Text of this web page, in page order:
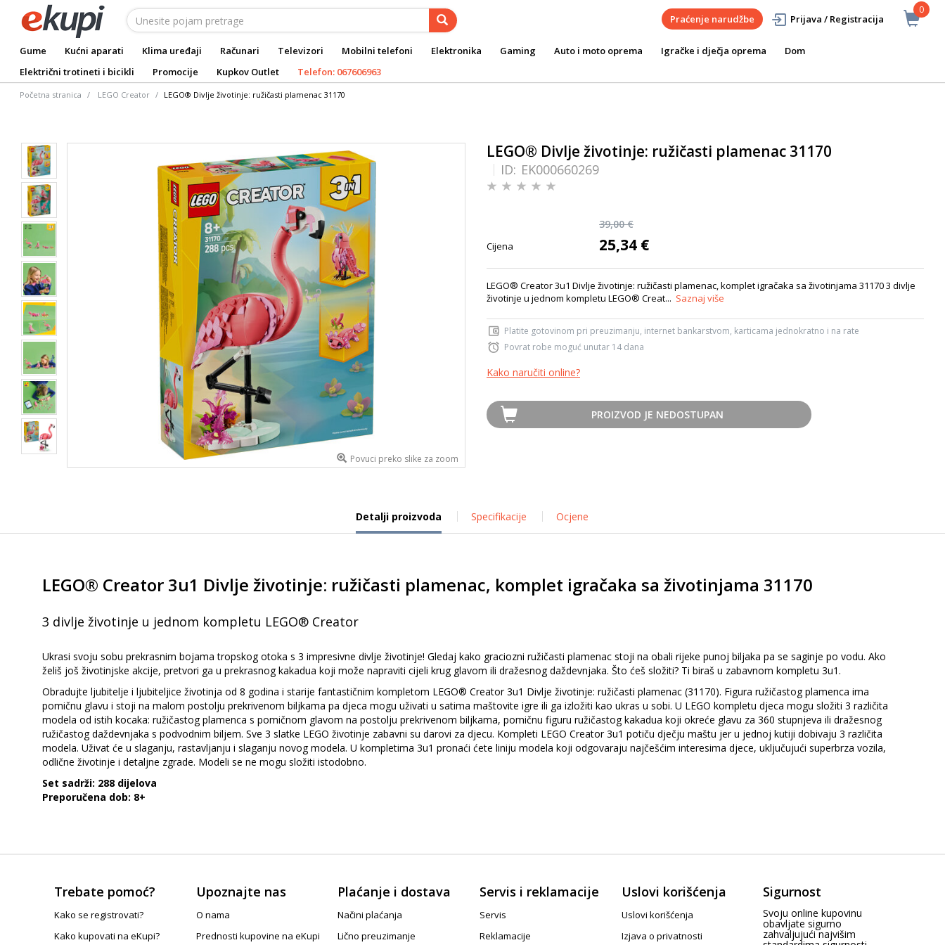
0
Praćenje narudžbe Prijava / Registracija
Gume Kućni aparati Klima uređaji Računari Televizori Mobilni telefoni Elektronika Gaming Auto i moto oprema Igračke i dječja oprema
Dom
Električni trotineti i bicikli
Promocije Kupkov Outlet Telefon: 067606963
Početna stranica LEGO Creator LEGO® Divlje životinje: ružičasti plamenac 31170
Povuci preko slike za zoom
LEGO® Divlje životinje: ružičasti plamenac 31170
ID: EK000660269
39,00 €
Cijena 25,34 €
LEGO® Creator 3u1 Divlje životinje: ružičasti plamenac, komplet igračaka sa životinjama 31170 3 divlje
životinje u jednom kompletu LEGO® Creat... Saznaj više
Platite gotovinom pri preuzimanju, internet bankarstvom, karticama jednokratno i na rate
Povrat robe moguć unutar 14 dana
Kako naručiti online?
PROIZVOD JE NEDOSTUPAN
Detalji proizvoda Specifikacije Ocjene
LEGO® Creator 3u1 Divlje životinje: ružičasti plamenac, komplet igračaka sa životinjama 31170
3 divlje životinje u jednom kompletu LEGO® Creator
Ukrasi svoju sobu prekrasnim bojama tropskog otoka s 3 impresivne divlje životinje! Gledaj kako graciozni ružičasti plamenac stoji na obali rijeke punoj biljaka pa se saginje po vodu. Ako
želiš još životinjske akcije, pretvori ga u prekrasnog kakadua koji može napraviti cijeli krug glavom ili dražesnog daždevnjaka. Što ćeš složiti? Ti biraš u zabavnom kompletu 3u1.
Obradujte ljubitelje i ljubiteljice životinja od 8 godina i starije fantastičnim kompletom LEGO® Creator 3u1 Divlje životinje: ružičasti plamenac (31170). Figura ružičastog plamenca ima
pomičnu glavu i stoji na malom postolju prekrivenom biljkama pa djeca mogu uživati u satima maštovite igre ili ga izložiti kao ukras u sobi. U LEGO kompletu djeca mogu složiti 3 različita
modela od istih kocaka: ružičastog plamenca s pomičnom glavom na postolju prekrivenom biljkama, pomičnu figuru ružičastog kakadua koji okreće glavu za 360 stupnjeva ili dražesnog
ružičastog daždevnjaka s podvodnim biljem. Sve 3 slatke LEGO životinje zabavni su darovi za djecu. Kompleti LEGO Creator 3u1 potiču dječju maštu jer u jednoj kutiji dobivaju 3 različita
modela. Uživat će u slaganju, rastavljanju i slaganju novog modela. U kompletima 3u1 pronaći ćete liniju modela koji odgovaraju najčešćim interesima djece, uključujući superbrza vozila,
odlične životinje i detaljne zgrade. Modeli se ne mogu složiti istodobno.
Set sadrži: 288 dijelova
Preporučena dob: 8+
Trebate pomoć?
Kako se registrovati?
Kako kupovati na eKupi?
Upoznajte nas
O nama
Prednosti kupovine na eKupi
Plaćanje i dostava
Načini plaćanja
Lično preuzimanje
Servis i reklamacije
Servis
Reklamacije
Uslovi korišćenja
Uslovi korišćenja
Izjava o privatnosti
Sigurnost
Svoju online kupovinu
obavljate sigurno
zahvaljujući najvišim